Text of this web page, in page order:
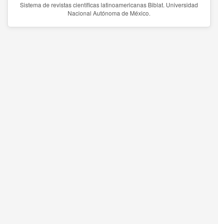
Sistema de revistas científicas latinoamericanas Biblat. Universidad
Nacional Autónoma de México.